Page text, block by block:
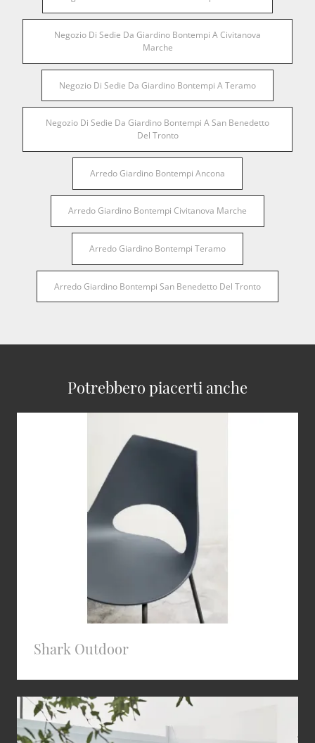
Negozio Di Sedie Da Giardino Bontempi A Civitanova
Marche
Negozio Di Sedie Da Giardino Bontempi A Teramo
Negozio Di Sedie Da Giardino Bontempi A San Benedetto
Del Tronto
Arredo Giardino Bontempi Ancona
Arredo Giardino Bontempi Civitanova Marche
Arredo Giardino Bontempi Teramo
Arredo Giardino Bontempi San Benedetto Del Tronto
Potrebbero piacerti anche
Shark Outdoor